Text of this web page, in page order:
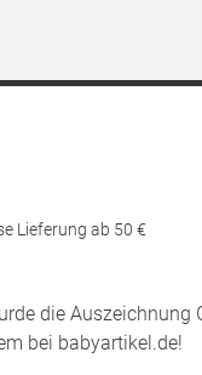
Lieferung ab 50 €
die Auszeichnung
bei babyartikel.de!